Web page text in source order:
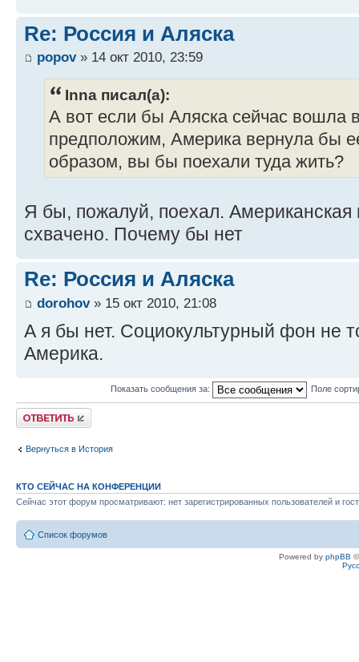
Re: Россия и Аляска
popov» 14 окт 2010, 23:59
Inna писал(а):
А вот если бы Аляска сейчас вошла
предположим, Америка вернула бы
образом, вы бы поехали туда жить?
Я бы, пожалуй, поехал. Американская
схвачено. Почему бы нет
Re: Россия и Аляска
dorohov» 15 окт 2010, 21:08
А я бы нет. Социокультурный фон не
Америка.
Показать сообщения за: Поле
Ответить
Вернуться в История
КТО СЕЙЧАС НА КОНФЕРЕНЦИИ
Сейчас этот форум просматривают: нет зарегистрированных пользователей и
Список форумов
Powered by phpBB